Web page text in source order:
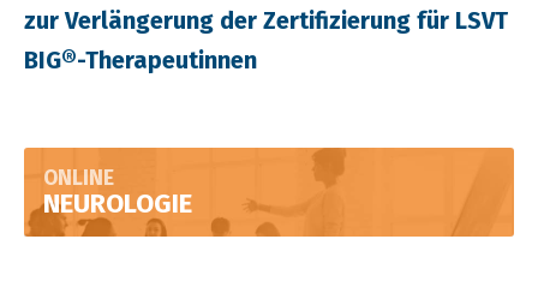
zur Verlängerung der Zertifizierung für LSVT
BIG®-Therapeutinnen
ONLINE
NEUROLOGIE